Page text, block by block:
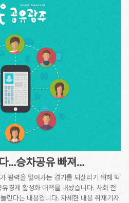
…승차공유 빠져…
활력을 잃어가는 경기를 되살리기 위해 혁
경제 활성화 대책을 내놨습니다. 사회 전
린다는 내용입니다. 자세한 내용 취재기자